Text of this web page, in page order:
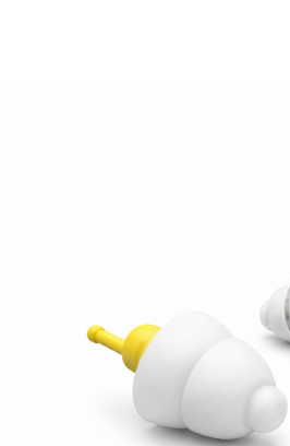
Matériels pour prise d'empreintes
Outillage pour atelier